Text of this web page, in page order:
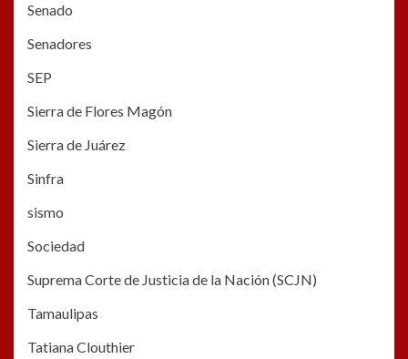
Senado
Senadores
SEP
Sierra de Flores Magón
Sierra de Juárez
Sinfra
sismo
Sociedad
Suprema Corte de Justicia de la Nación (SCJN)
Tamaulipas
Tatiana Clouthier